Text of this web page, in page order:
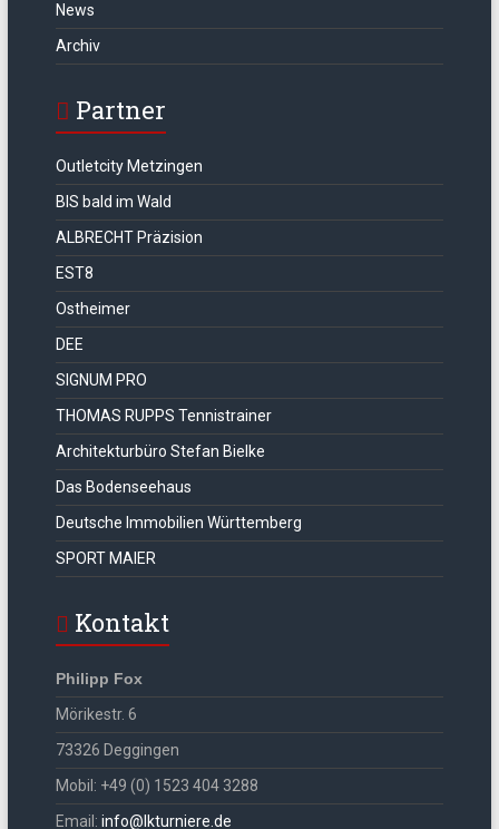
News
Archiv
Partner
Outletcity Metzingen
BIS bald im Wald
ALBRECHT Präzision
EST8
Ostheimer
DEE
SIGNUM PRO
THOMAS RUPPS Tennistrainer
Architekturbüro Stefan Bielke
Das Bodenseehaus
Deutsche Immobilien Württemberg
SPORT MAIER
Kontakt
Philipp Fox
Mörikestr. 6
73326 Deggingen
Mobil: +49 (0) 1523 404 3288
Email: info@lkturniere.de